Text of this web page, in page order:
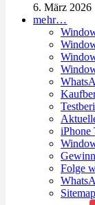
6. März 2026
mehr…
iPhone
Folge